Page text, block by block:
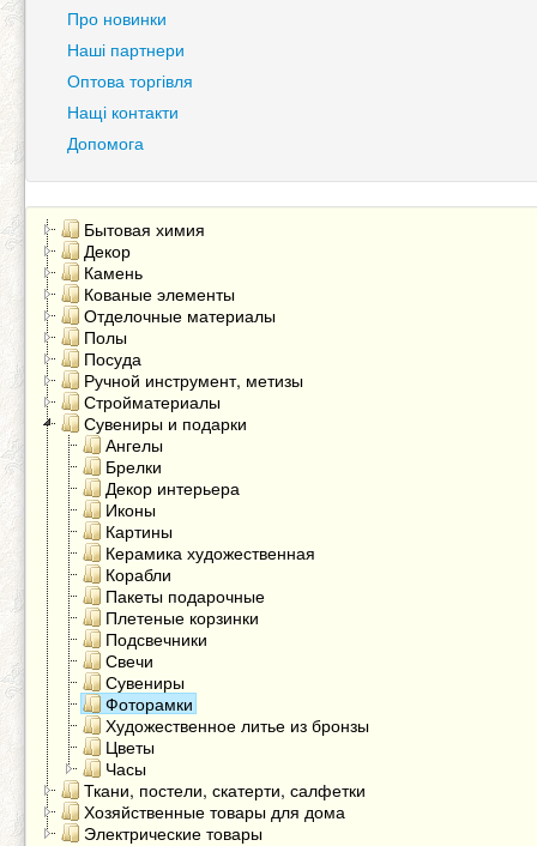
Про новинки
Наші партнери
Оптова торгівля
Нащі контакти
Допомога
Бытовая химия
Декор
Камень
Кованые элементы
Отделочные материалы
Полы
Посуда
Ручной инструмент, метизы
Стройматериалы
Сувениры и подарки
Ангелы
Брелки
Декор интерьера
Иконы
Картины
Керамика художественная
Корабли
Пакеты подарочные
Плетеные корзинки
Подсвечники
Свечи
Сувениры
Фоторамки
Художественное литье из бронзы
Цветы
Часы
Ткани, постели, скатерти, салфетки
Хозяйственные товары для дома
Электрические товары